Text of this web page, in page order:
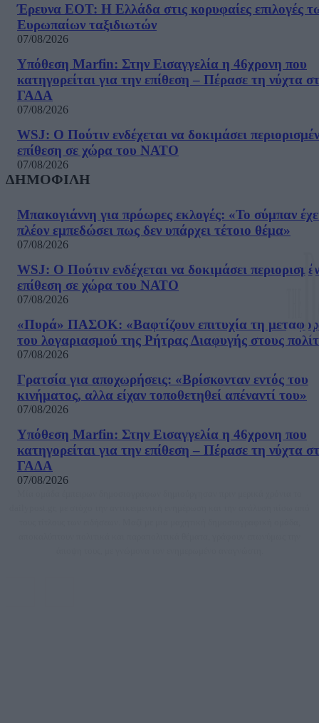
Έρευνα ΕΟΤ: Η Ελλάδα στις κορυφαίες επιλογές
Ευρωπαίων ταξιδιωτών
07/08/2026
Υπόθεση Marfin: Στην Εισαγγελία η 46χρονη που
κατηγορείται για την επίθεση – Πέρασε τη νύχτα
ΓΑΔΑ
07/08/2026
WSJ: Ο Πούτιν ενδέχεται να δοκιμάσει
επίθεση σε χώρα του ΝΑΤΟ
07/08/2026
ΔΗΜΟΦΙΛΗ
Μπακογιάννη για πρόωρες εκλογές: «Το σύμπαν
πλέον εμπεδώσει πως δεν υπάρχει τέτοιο θέμα»
07/08/2026
WSJ: Ο Πούτιν ενδέχεται να δοκιμάσει
επίθεση σε χώρα του ΝΑΤΟ
07/08/2026
«Πυρά» ΠΑΣΟΚ: «Βαφτίζουν επιτυχία τη
του λογαριασμού της Ρήτρας Διαφυγής στους
07/08/2026
Γρατσία για αποχωρήσεις: «Bρίσκονταν εντός του
κινήματος, αλλα είχαν τοποθετηθεί απέναντί του»
07/08/2026
Υπόθεση Marfin: Στην Εισαγγελία η 46χρονη που
κατηγορείται για την επίθεση – Πέρασε τη νύχτα
ΓΑΔΑ
07/08/2026